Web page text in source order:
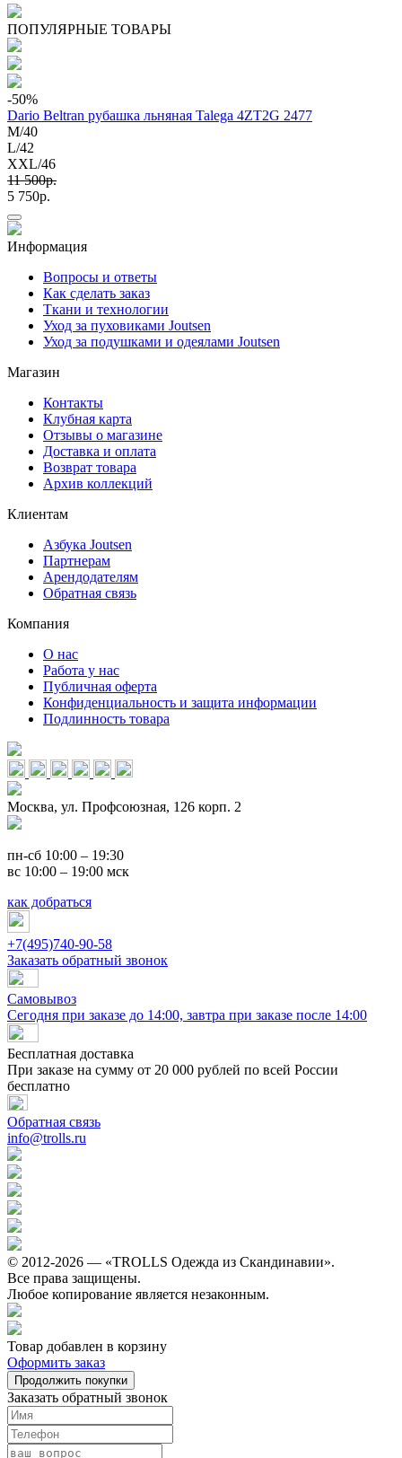
ПОПУЛЯРНЫЕ ТОВАРЫ
-50%
Dario Beltran рубашка льняная Talega 4ZT2G 2477
M/40
L/42
XXL/46
11 500p.
5 750p.
Информация
Вопросы и ответы
Как сделать заказ
Ткани и технологии
Уход за пуховиками Joutsen
Уход за подушками и одеялами Joutsen
Магазин
Контакты
Клубная карта
Отзывы о магазине
Доставка и оплата
Возврат товара
Архив коллекций
Клиентам
Азбука Joutsen
Партнерам
Арендодателям
Обратная связь
Компания
О нас
Работа у нас
Публичная оферта
Конфиденциальность и защита информации
Подлинность товара
Москва, ул. Профсоюзная, 126 корп. 2
пн-сб 10:00 – 19:30
вс 10:00 – 19:00 мск
как добраться
+7(495)740-90-58
Заказать обратный звонок
Самовывоз
Сегодня при заказе до 14:00, завтра при заказе после 14:00
Бесплатная доставка
При заказе на сумму от 20 000 рублей по всей России
бесплатно
Обратная связь
info@trolls.ru
© 2012-2026 — «TROLLS Одежда из Скандинавии».
Все права защищены.
Любое копирование является незаконным.
Товар добавлен в корзину
Оформить заказ
Продолжить покупки
Заказать обратный звонок